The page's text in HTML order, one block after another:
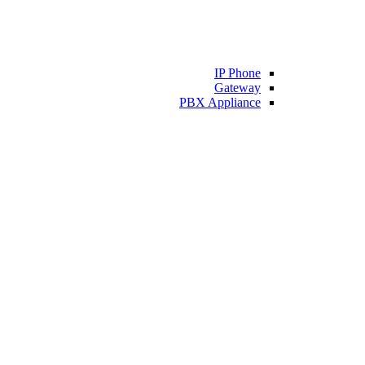
IP Phone
Gateway
PBX Appliance